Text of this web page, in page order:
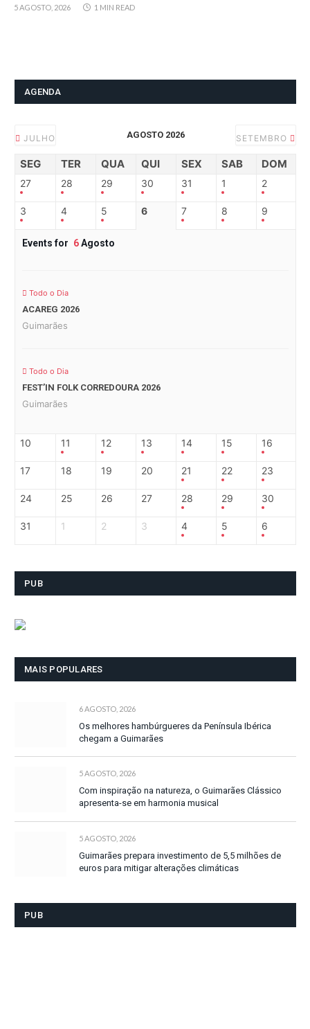
5 AGOSTO, 2026 1 MIN READ
AGENDA
JULHO AGOSTO 2026 SETEMBRO
SEG TER QUA QUI SEX SAB DOM
27 28 29 30 31 1 2
3 4 5 6 7 8 9
Events for 6Agosto
Todo o Dia
ACAREG 2026
Guimarães
Todo o Dia
FEST’IN FOLK CORREDOURA 2026
Guimarães
10 11 12 13 14 15 16
17 18 19 20 21 22 23
24 25 26 27 28 29 30
31 1 2 3 4 5 6
PUB
MAIS POPULARES
6 AGOSTO, 2026
Os melhores hambúrgueres da Península Ibérica
chegam a Guimarães
5 AGOSTO, 2026
Com inspiração na natureza, o Guimarães Clássico
apresenta-se em harmonia musical
5 AGOSTO, 2026
Guimarães prepara investimento de 5,5 milhões de
euros para mitigar alterações climáticas
PUB